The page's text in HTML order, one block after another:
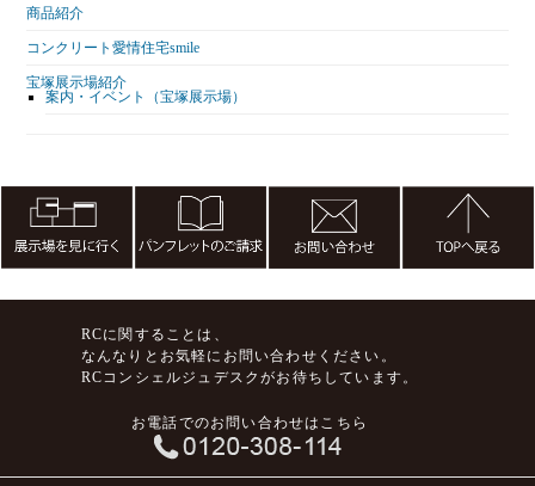
商品紹介
コンクリート愛情住宅smile
宝塚展示場紹介
案内・イベント（宝塚展示場）
RCに関することは、
なんなりとお気軽にお問い合わせください。
RCコンシェルジュデスクがお待ちしています。
お電話でのお問い合わせはこちら